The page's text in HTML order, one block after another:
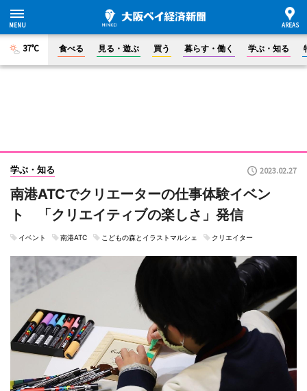
37°C 食べる 見る・遊ぶ 買う 暮らす・働く 学ぶ・知る
学ぶ・知る 2023.02.27
南港ATCでクリエーターの仕事体験イベン
ト 「クリエイティブの楽しさ」発信
イベント 南港ATC こどもの森とイラストマルシェ クリエイター